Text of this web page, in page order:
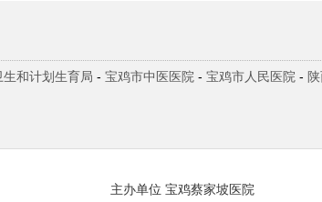
生和计划生育局 - 宝鸡市中医医院 - 宝鸡市人民医院 -
主办单位 宝鸡蔡家坡医院